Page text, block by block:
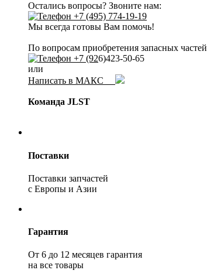
Остались вопросы? Звоните нам:
+7 (495) 774-19-19
Мы всегда готовы Вам помочь!
По вопросам приобретения запасных частей
+7 (926)423-50-65
или
Написать в МАКС
Команда JLST
Поставки
Поставки запчастей
с Европы и Азии
Гарантия
От 6 до 12 месяцев гарантия
на все товары